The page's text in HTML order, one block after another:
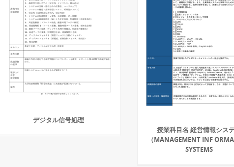
デジタル信号処理
授業科目名 経営情報シス
（MANAGEMENT INF
SYSTEMS